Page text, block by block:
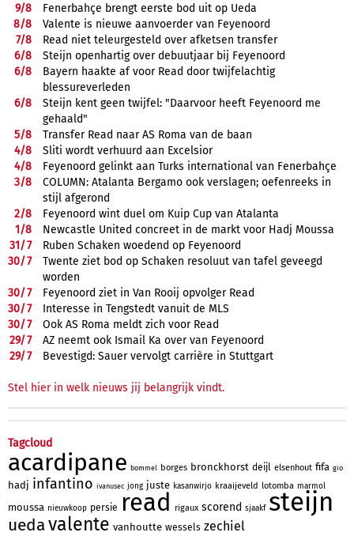
9/8
Fenerbahçe brengt eerste bod uit op Ueda
8/8
Valente is nieuwe aanvoerder van Feyenoord
7/8
Read niet teleurgesteld over afketsen transfer
6/8
Steijn openhartig over debuutjaar bij Feyenoord
6/8
Bayern haakte af voor Read door twijfelachtig
blessureverleden
6/8
Steijn kent geen twijfel: "Daarvoor heeft Feyenoord me
gehaald"
5/8
Transfer Read naar AS Roma van de baan
4/8
Sliti wordt verhuurd aan Excelsior
4/8
Feyenoord gelinkt aan Turks international van Fenerbahçe
3/8
COLUMN: Atalanta Bergamo ook verslagen; oefenreeks in
stijl afgerond
2/8
Feyenoord wint duel om Kuip Cup van Atalanta
1/8
Newcastle United concreet in de markt voor Hadj Moussa
31/7
Ruben Schaken woedend op Feyenoord
30/7
Twente ziet bod op Schaken resoluut van tafel geveegd
worden
30/7
Feyenoord ziet in Van Rooij opvolger Read
30/7
Interesse in Tengstedt vanuit de MLS
30/7
Ook AS Roma meldt zich voor Read
29/7
AZ neemt ook Ismail Ka over van Feyenoord
29/7 Bevestigd: Sauer vervolgt carrière in Stuttgart
Stel hier in welk nieuws jij belangrijk vindt.
Tagcloud
acardipane bommel borges bronckhorst deijl elsenhout fifa gio
hadj infantino ivanusec jong juste kasanwirjo kraaijeveld lotomba marmol
moussa nieuwkoop persie read rigaux scorend sjaakf steijn
uedavalente vanhoutte wessels zechiel